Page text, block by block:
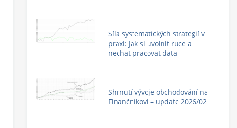
Síla systematických strategií v
praxi: Jak si uvolnit ruce a
nechat pracovat data
Shrnutí vývoje obchodování na
Finančníkovi – update 2026/02